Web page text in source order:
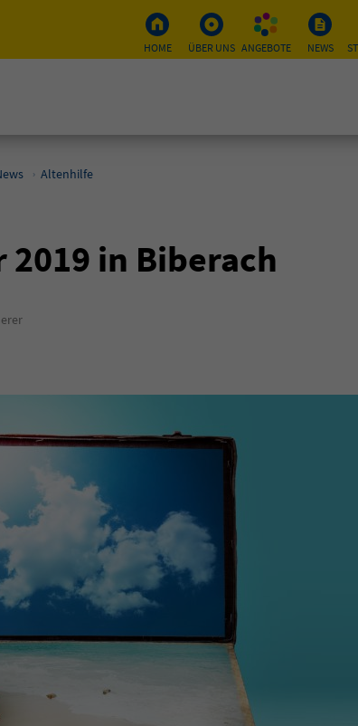
HOME ÜBER UNS ANGEBOTE NEWS
Altenhilfe
in Biberach